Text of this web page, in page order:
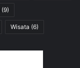
(9)
Wisata (6)